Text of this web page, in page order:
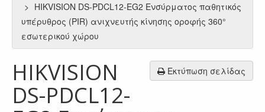
HIKVISION DS-PDCL12-EG2 Ενσύρματος παθητικός
υπέρυθρος (PIR) ανιχνευτής κίνησης οροφής 360°
εσωτερικού χώρου
Εκτύπωση σελίδας
HIKVISION
DS-PDCL12-